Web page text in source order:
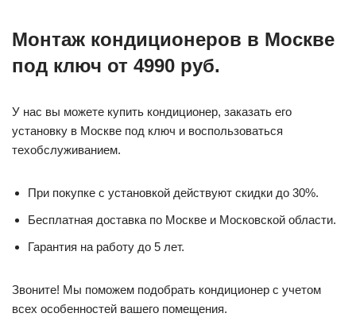
Монтаж кондиционеров в Москве
под ключ от 4990 руб.
У нас вы можете купить кондиционер, заказать его
установку в Москве под ключ и воспользоваться
техобслуживанием.
При покупке с установкой действуют скидки до 30%.
Бесплатная доставка по Москве и Московской области.
Гарантия на работу до 5 лет.
Звоните! Мы поможем подобрать кондиционер с учетом
всех особенностей вашего помещения.